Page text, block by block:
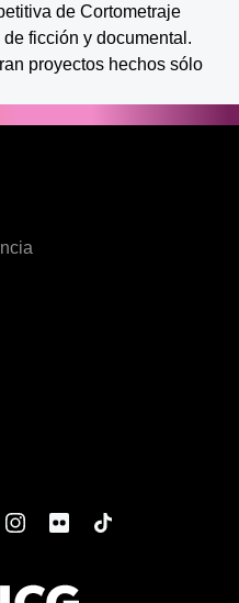
de Cortometraje
ficción y documental.
proyectos hechos sólo